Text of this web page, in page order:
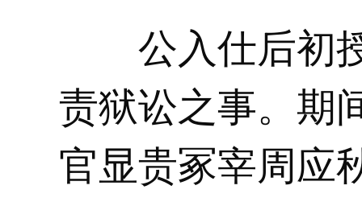
公入仕后初授
责狱讼之事。期
官显贵冢宰周应